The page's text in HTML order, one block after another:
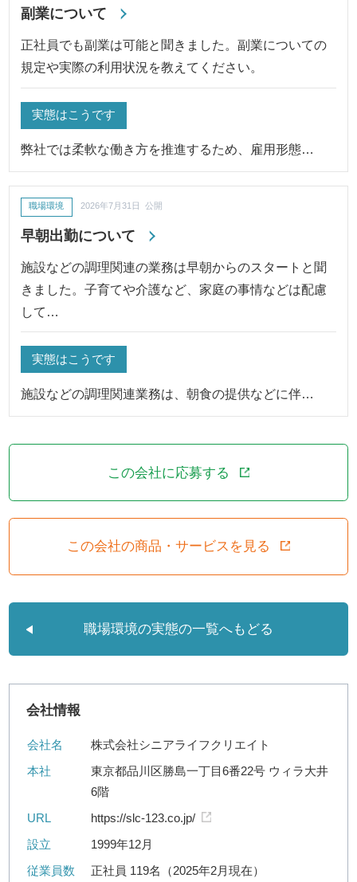
副業について
正社員でも副業は可能と聞きました。副業についての
規定や実際の利用状況を教えてください。
実態はこうです
弊社では柔軟な働き方を推進するため、雇用形態…
早朝出勤について
職場環境 2026年7月31日 公開
施設などの調理関連の業務は早朝からのスタートと聞
きました。子育てや介護など、家庭の事情などは配慮
して…
実態はこうです
施設などの調理関連業務は、朝食の提供などに伴…
この会社に応募する
この会社の商品・サービスを見る
職場環境の実態の一覧へもどる
会社情報
会社名
株式会社シニアライフクリエイト
本社
東京都品川区勝島一丁目6番22号 ウィラ大井
6階
URL
https://slc-123.co.jp/
設立
1999年12月
従業員数
正社員 119名（2025年2月現在）